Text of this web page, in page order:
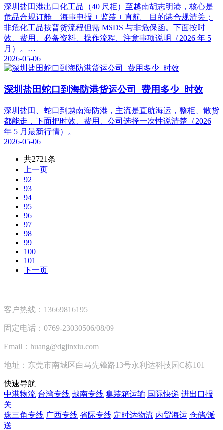
深圳盐田港出口化工品（40 尺柜）至越南胡志明港，核心是
危品合规订舱 + 海事申报 + 监装 + 直航 + 目的港合规清关；
非危化工品按普货流程但需 MSDS 与非危保函。下面按时
效、费用、必备资料、操作流程、注意事项说明（2026 年 5
月）。…
2026-05-06
深圳盐田蛇口到海防港货运公司_费用多少_时效
深圳盐田、蛇口到越南海防港，主流是直航海运，整柜、散货
都能走，下面把时效、费用、公司选择一次性说清楚（2026
年 5 月最新行情）。
2026-05-06
共2721条
上一页
92
93
94
95
96
97
98
99
100
101
下一页
客户热线：13669816195
固定电话：0769-23030506/08/09
Email：huang@dgjinxiu.com
地址：东莞市南城区白马先锋路13号永利达科技园C栋101
快速导航
中港物流 台湾专线 越南专线 集装箱运输 国际快递 进出口报
关
珠三角专线 广西专线 省际专线 定时达物流 内贸海运 仓储/派
送